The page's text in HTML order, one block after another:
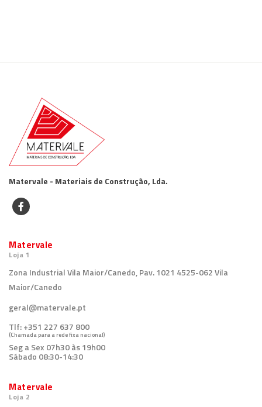
Matervale - Materiais de Construção, Lda.
Matervale
Loja 1
Zona Industrial Vila Maior/Canedo, Pav. 1021 4525-062 Vila
Maior/Canedo
geral@matervale.pt
Tlf:+351 227 637 800
(Chamada para a rede fixa nacional)
Seg a Sex 07h30 às 19h00
Sábado 08:30-14:30
Matervale
Loja 2